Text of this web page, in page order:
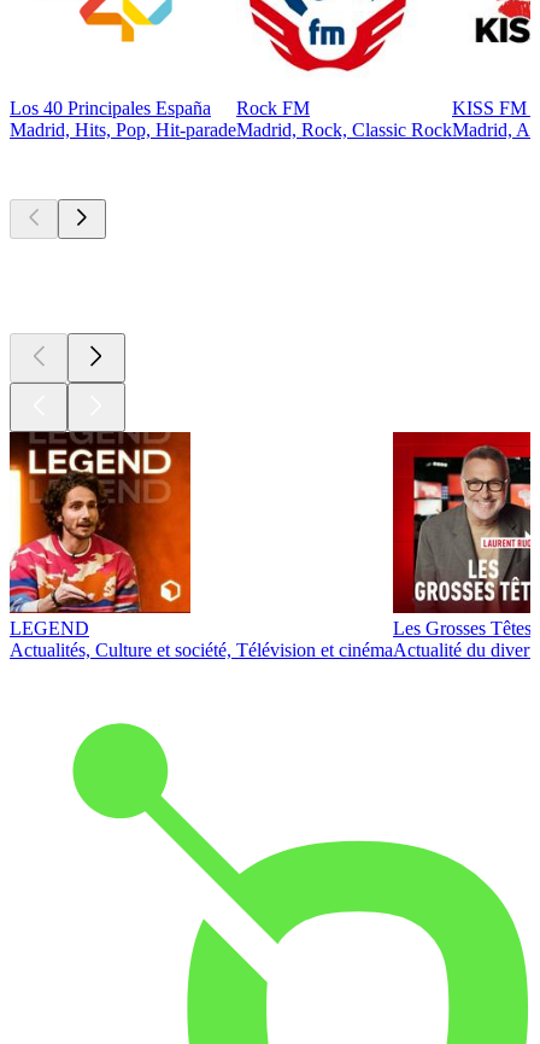
Los 40 Principales España
Madrid, Hits, Pop, Hit-parade
Rock FM
Madrid, Rock, Classic Rock
KISS FM
Madrid,
LEGEND
Actualités, Culture et société, Télévision et cinéma
Les Grosses Têtes
Actualité du